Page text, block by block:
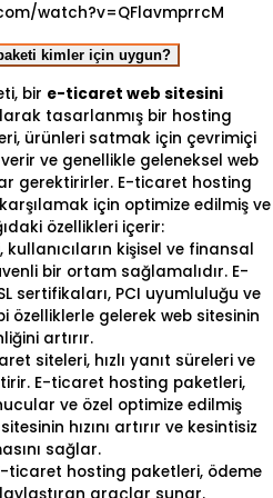
watch?v=QFlavmprrcM
kimler için uygun?
bir e-ticaret web sitesini
tasarlanmış bir hosting
ürünleri satmak için çevrimiçi
ve genellikle geleneksel web
gerektirirler. E-ticaret hosting
için optimize edilmiş ve
özellikleri içerir:
kişisel ve finansal
bir ortam sağlamalıdır. E-
sertifikaları, PCI uyumluluğu ve
özelliklerle gelerek web sitesinin
artırır.
siteleri, hızlı yanıt süreleri ve
E-ticaret hosting paketleri,
ve özel optimize edilmiş
hızını artırır ve kesintisiz
sağlar.
ticaret hosting paketleri, ödeme